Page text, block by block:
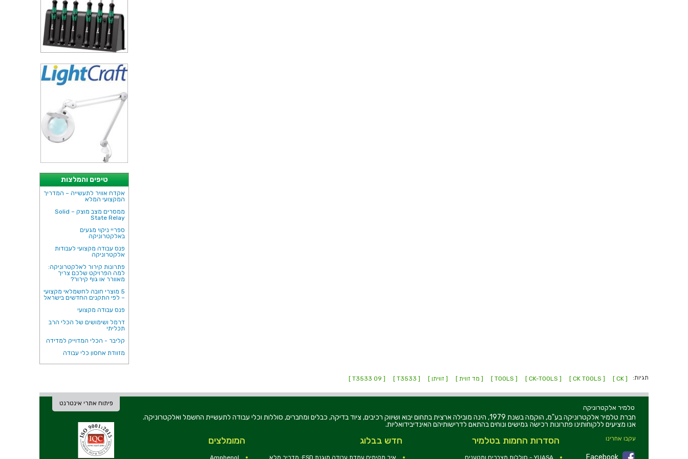
טיפים והמלצות
אקדח אוויר לתעשייה – המדריך
המקצועי המלא
ממסרים מצב מוצק – Solid
State Relay
ספריי ניקוי מגעים
באלקטרוניקה
פנס עבודה מקצועי לעבודות
אלקטרוניקה
פתרונות קירור לאלקטרוניקה:
למה הפרויקט שלכם צריך
מאוורר או גוף קירור?
5 מוצרי חובה לחשמלאי מקצועי
– לפי התקנים החדשים בישראל
פנס עבודה מקצועי
דרמל ושימושים של הכלי הרב
תכליתי
קליבר - הכלי המדוייק למדידה
מזוודת אחסון כלי עבודה
תגיות: [ CK ]
[ CK TOOLS ]
[ CK-TOOLS ]
[ TOOLS ] [ מד זווית ] [ זוויתן ] [ T3533 ]
[ T3533 09 ]
פיתוח אתרי אינטרנט
טלמיר אלקטרוניקה
חברת טלמיר אלקטרוניקה בע"מ, הוקמה בשנת 1979, הינה מובילה ארצית בתחום יבוא ושיווק רכיבים, ציוד בדיקה, כבלים ומחברים, סוללות וכלי עבודה לתעשיית החשמל ואלקטרוניקה.
אנו מציעים ללקוחותינו פתרונות רכישה גמישים ונוחים בהתאם לדרישותיהם האינדיבידואליות.
עקבו אחרינו
Facebook
המומלצים
Amphenol
חדש בבלוג
איך מקימים עמדת עבודה מוגנת ESD: מדריך מלא
הסדרות החמות בטלמיר
YUASA - סוללות,מצברים ומטענים